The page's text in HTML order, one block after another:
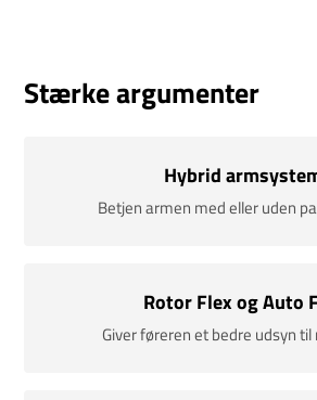
Stærke argumenter
Hybrid
Betjen armen med eller uden
Rotor Flex og Auto
Giver føreren et bedre udsyn